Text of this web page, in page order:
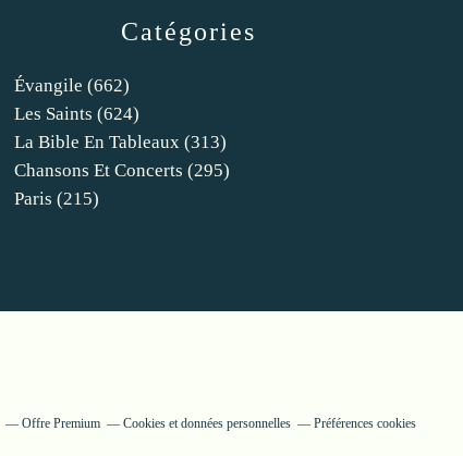
Catégories
Évangile (662)
Les Saints (624)
La Bible En Tableaux (313)
Chansons Et Concerts (295)
Paris (215)
Offre Premium Cookies et données personnelles Préférences cookies